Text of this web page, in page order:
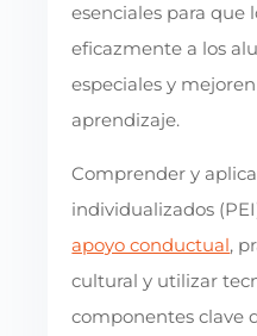
esenciales para que
eficazmente a los
especiales y
aprendizaje.
Comprender y
individualizados
apoyo conductual,
cultural y utilizar
componentes clave